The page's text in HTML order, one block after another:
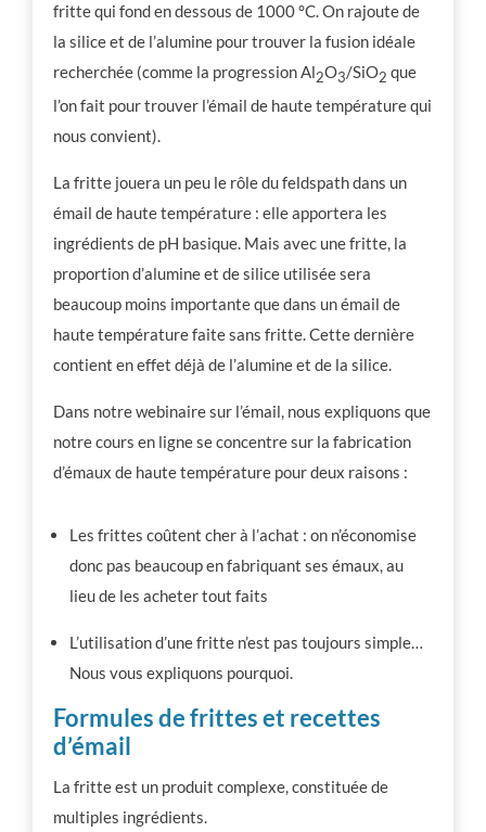
fritte qui fond en dessous de 1000 °C. On rajoute de
la silice et de l’alumine pour trouver la fusion idéale
recherchée (comme la progression Al2O3/SiO2 que
l’on fait pour trouver l’émail de haute température qui
nous convient).
La fritte jouera un peu le rôle du feldspath dans un
émail de haute température : elle apportera les
ingrédients de pH basique. Mais avec une fritte, la
proportion d’alumine et de silice utilisée sera
beaucoup moins importante que dans un émail de
haute température faite sans fritte. Cette dernière
contient en effet déjà de l’alumine et de la silice.
Dans notre webinaire sur l’émail, nous expliquons que
notre cours en ligne se concentre sur la fabrication
d’émaux de haute température pour deux raisons :
Les frittes coûtent cher à l’achat : on n’économise
donc pas beaucoup en fabriquant ses émaux, au
lieu de les acheter tout faits
L’utilisation d’une fritte n’est pas toujours simple…
Nous vous expliquons pourquoi.
Formules de frittes et recettes
d’émail
La fritte est un produit complexe, constituée de
multiples ingrédients.